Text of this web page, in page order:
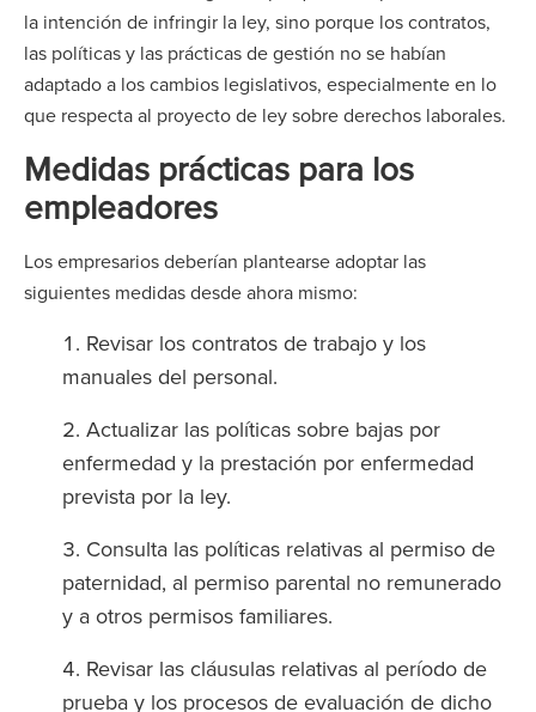
la intención de infringir la ley, sino porque los contratos,
las políticas y las prácticas de gestión no se habían
adaptado a los cambios legislativos, especialmente en lo
que respecta al proyecto de ley sobre derechos laborales.
Medidas prácticas para los
empleadores
Los empresarios deberían plantearse adoptar las
siguientes medidas desde ahora mismo:
Revisar los contratos de trabajo y los
manuales del personal.
Actualizar las políticas sobre bajas por
enfermedad y la prestación por enfermedad
prevista por la ley.
Consulta las políticas relativas al permiso de
paternidad, al permiso parental no remunerado
y a otros permisos familiares.
Revisar las cláusulas relativas al período de
prueba y los procesos de evaluación de dicho